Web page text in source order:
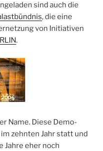
sind auch die
, die eine
von Initiativen
.
Name. Diese Demo-
zehnten Jahr statt und
Jahre eher noch